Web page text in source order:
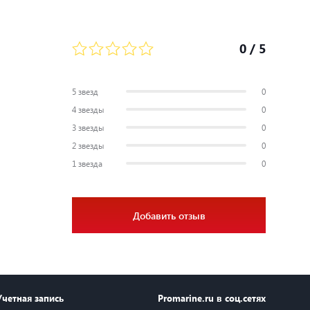
0 / 5
5 звезд
0
4 звезды
0
3 звезды
0
2 звезды
0
1 звезда
0
Добавить отзыв
запись Promarine.ru в соц.сетях